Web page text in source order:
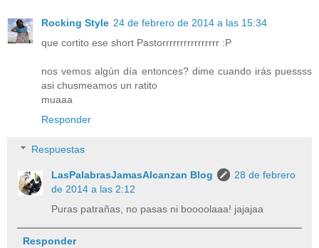
Rocking Style 24 de febrero de 2014 a las 15:34
que cortito ese short Pastorrrrrrrrrrrrrrrr :P
nos vemos algún día entonces? dime cuando irás puessss
asi chusmeamos un ratito
muaaa
Responder
Respuestas
LasPalabrasJamasAlcanzan Blog
28 de febrero
de 2014 a las 2:12
Puras patrañas, no pasas ni boooolaaa! jajajaa
Responder